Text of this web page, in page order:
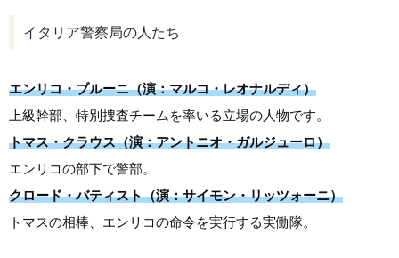
イタリア警察局の人たち
エンリコ・ブルーニ（演：マルコ・レオナルディ）
上級幹部、特別捜査チームを率いる立場の人物です。
トマス・クラウス（演：アントニオ・ガルジューロ）
エンリコの部下で警部。
クロード・バティスト（演：サイモン・リッツォーニ）
トマスの相棒、エンリコの命令を実行する実働隊。